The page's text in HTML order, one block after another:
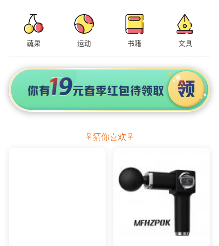
蔬果 运动 书籍 文具
猜你喜欢